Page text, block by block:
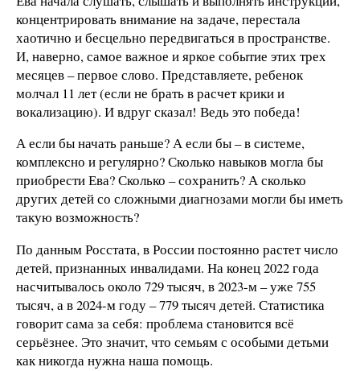
концентрировать внимание на задаче, перестала
хаотично и бесцельно передвигаться в пространстве.
И, наверно, самое важное и яркое событие этих трех
месяцев – первое слово. Представляете, ребенок
молчал 11 лет (если не брать в расчет крики и
вокализацию). И вдруг сказал! Ведь это победа!
А если бы начать раньше? А если бы – в системе,
комплексно и регулярно? Сколько навыков могла бы
приобрести Ева? Сколько – сохранить? А сколько
других детей со сложными диагнозами могли бы иметь
такую возможность?
По данным Росстата, в России постоянно растет число
детей, признанных инвалидами. На конец 2022 года
насчитывалось около 729 тысяч, в 2023-м – уже 755
тысяч, а в 2024-м году – 779 тысяч детей. Статистика
говорит сама за себя: проблема становится всё
серьёзнее. Это значит, что семьям с особыми детьми
как никогда нужна наша помощь.